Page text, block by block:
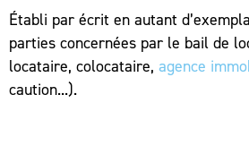
Établi par écrit en autant
parties concernées par le bail de
locataire, colocataire, agence
caution...).